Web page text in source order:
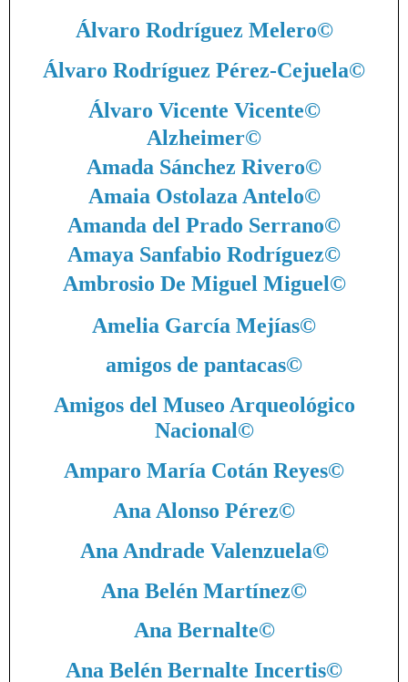
Álvaro Rodríguez Melero©
Álvaro Rodríguez Pérez-Cejuela©
Álvaro Vicente Vicente©
Alzheimer©
Amada Sánchez Rivero©
Amaia Ostolaza Antelo©
Amanda del Prado Serrano©
Amaya Sanfabio Rodríguez©
Ambrosio De Miguel Miguel©
Amelia García Mejías©
amigos de pantacas©
Amigos del Museo Arqueológico
Nacional©
Amparo María Cotán Reyes©
Ana Alonso Pérez©
Ana Andrade Valenzuela©
Ana Belén Martínez©
Ana Bernalte©
Ana Belén Bernalte Incertis©